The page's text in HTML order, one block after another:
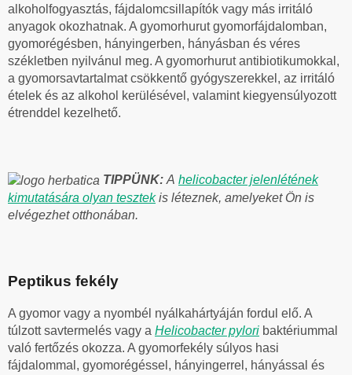
alkoholfogyasztás, fájdalomcsillapítók vagy más irritáló
anyagok okozhatnak. A gyomorhurut gyomorfájdalomban,
gyomorégésben, hányingerben, hányásban és véres
székletben nyilvánul meg. A gyomorhurut antibiotikumokkal,
a gyomorsavtartalmat csökkentő gyógyszerekkel, az irritáló
ételek és az alkohol kerülésével, valamint kiegyensúlyozott
étrenddel kezelhető.
TIPPÜNK:A helicobacter jelenlétének
kimutatására olyan tesztekis léteznek, amelyeket Ön is
elvégezhet otthonában.
Peptikus fekély
A gyomor vagy a nyombél nyálkahártyáján fordul elő. A
túlzott savtermelés vagy a Helicobacter pylori baktériummal
való fertőzés okozza. A gyomorfekély súlyos hasi
fájdalommal, gyomorégéssel, hányingerrel, hányással és